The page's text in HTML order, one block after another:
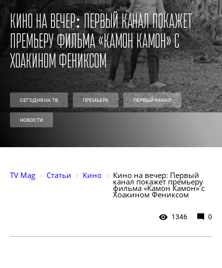
Кино на вечер: Первый канал покажет
премьеру фильма «Камон Камон» с
Хоакином Фениксом
СЕГОДНЯ НА ТВ ПРЕМЬЕРА ПЕРВЫЙ КАНАЛ
НОВОСТИ
TV Mag Статьи Кино Кино на вечер: Первый
канал покажет премьеру
фильма «Камон Камон» с
Хоакином Фениксом
1346 0